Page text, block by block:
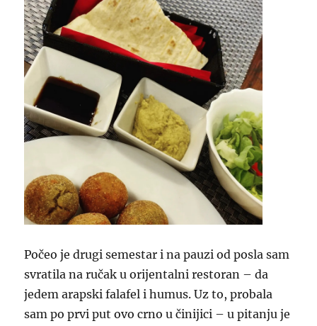
Počeo je drugi semestar i na pauzi od posla sam
svratila na ručak u orijentalni restoran – da
jedem arapski falafel i humus. Uz to, probala
sam po prvi put ovo crno u činijici – u pitanju je